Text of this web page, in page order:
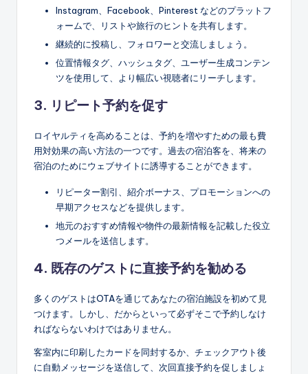
Instagram、Facebook、Pinterest などのプラットフ
ォームで、リストや旅行のヒントを共有します。
継続的に投稿し、フォロワーと交流しましょう。
位置情報タグ、ハッシュタグ、ユーザー生成コンテン
ツを使用して、より幅広い視聴者にリーチします。
3. リピート予約を促す
ロイヤルティを高めることは、予約を増やすための最も費
用対効果の高い方法の一つです。過去の宿泊客を、将来の
宿泊のためにウェブサイトに誘導することができます。
リピーター割引、紹介ボーナス、プロモーションへの
早期アクセスなどを提供します。
地元のおすすめ情報や物件の最新情報を記載した役立
つメールを送信します。
4. 既存のゲストに直接予約を勧める
多くのゲストはOTAを通じてあなたの宿泊施設を初めて見
つけます。しかし、だからといって必ずそこで予約しなけ
ればならないわけではありません。
客室内に印刷したカードを同封するか、チェックアウト後
に自動メッセージを送信して、次回直接予約を促しましょ